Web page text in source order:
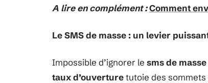
A lire en complément :Comment
Le SMS de masse : un levier
Impossible d’ignorer le sms de masse
taux d’ouverturetutoie des sommets